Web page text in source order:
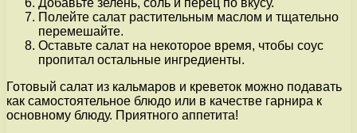
Добавьте зелень, соль и перец по вкусу.
Полейте салат растительным маслом и тщательно
перемешайте.
Оставьте салат на некоторое время, чтобы соус
пропитал остальные ингредиенты.
Готовый салат из кальмаров и креветок можно подавать
как самостоятельное блюдо или в качестве гарнира к
основному блюду. Приятного аппетита!